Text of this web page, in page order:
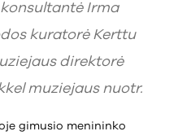
Irma
kuratorė Kerttu
direktorė
muziejaus nuotr.
gimusio menininko